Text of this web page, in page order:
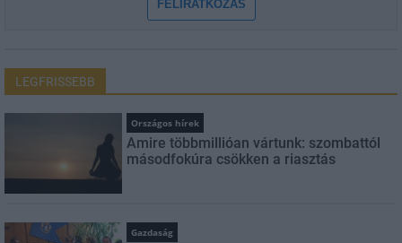
FELIRATKOZÁS
LEGFRISSEBB
Országos hírek
Amire többmillióan vártunk: szombattól
másodfokúra csökken a riasztás
Gazdaság